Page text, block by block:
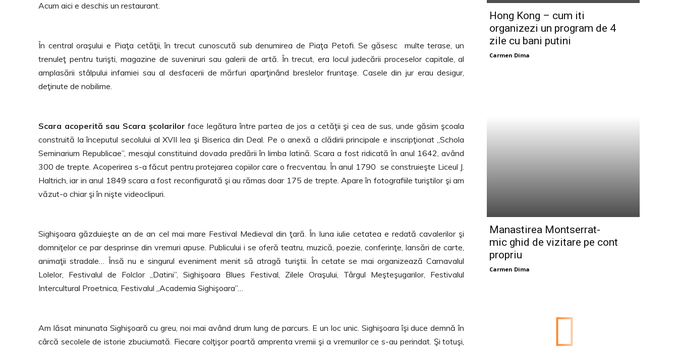
Acum aici e deschis un restaurant.
În central oraşului e Piaţa cetăţii, în trecut cunoscută sub denumirea de Piaţa Petofi. Se găsesc multe terase, un
trenuleţ pentru turişti, magazine de suveniruri sau galerii de artă. În trecut, era locul judecării proceselor capitale, al
amplasării stâlpului infamiei sau al desfacerii de mărfuri aparţinând breslelor fruntaşe. Casele din jur erau desigur,
deţinute de nobilime.
Scara acoperită sau Scara școlarilor face legătura între partea de jos a cetăţii şi cea de sus, unde găsim şcoala
construită la începutul secolului al XVII lea şi Biserica din Deal. Pe o anexă a clădirii principale e inscripţionat ,,Schola
Seminarium Republicae”, mesajul constituind dovada predării în limba latină. Scara a fost ridicată în anul 1642, având
300 de trepte. Acoperirea s-a făcut pentru protejarea copiilor care o frecventau. În anul 1790 se construieşte Liceul J.
Haltrich, iar in anul 1849 scara a fost reconfigurată şi au rămas doar 175 de trepte. Apare în fotografiile turiştilor şi am
văzut-o chiar şi în nişte videoclipuri.
Sighişoara găzduieşte an de an cel mai mare Festival Medieval din ţară. În luna iulie cetatea e redată cavalerilor şi
domniţelor ce par desprinse din vremuri apuse. Publicului i se oferă teatru, muzică, poezie, conferinţe, lansări de carte,
animaţii stradale… Însă nu e singurul eveniment menit să atragă turiştii. În cetate se mai organizează Carnavalul
Lolelor, Festivalul de Folclor ,,Datini”, Sighişoara Blues Festival, Zilele Oraşului, Târgul Meşteşugarilor, Festivalul
Intercultural Proetnica, Festivalul ,,Academia Sighişoara”…
Am lăsat minunata Sighişoară cu greu, noi mai având drum lung de parcurs. E un loc unic. Sighişoara îşi duce demnă în
cârcă secolele de istorie zbuciumată. Fiecare colţişor poartă amprenta vremii şi a vremurilor ce s-au perindat. Şi totuşi,
Hong Kong – cum iti
organizezi un program de 4
zile cu bani putini
Carmen Dima
Manastirea Montserrat-
mic ghid de vizitare pe cont
propriu
Carmen Dima